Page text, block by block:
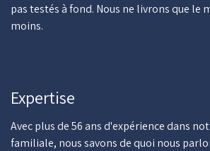
pas testés à fond. Nous ne livrons que le
moins.
Expertise
Avec plus de 56 ans d'expérience dans
familiale, nous savons de quoi nous